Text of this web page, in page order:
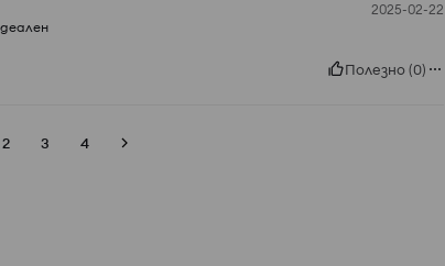
2025-02-22
Полезно(0)
2 3 4